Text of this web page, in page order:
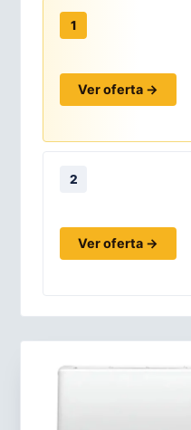
1
Ver oferta →
2
Ver oferta →